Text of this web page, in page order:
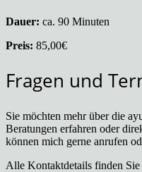
Dauer: ca. 90 Minuten
Preis: 85,00€
Fragen und
Sie möchten mehr über die
Beratungen erfahren oder
können mich gerne anrufen
Alle Kontaktdetails finden